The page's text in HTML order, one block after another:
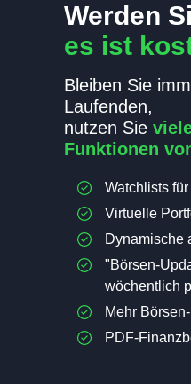
Werden
es ist
Bleiben Sie
Laufenden,
nutzen Sie
Funktionen
Watchlists
Virtuelle
Dynamische
"Börsen-
wöchentlich
Mehr
PDF-